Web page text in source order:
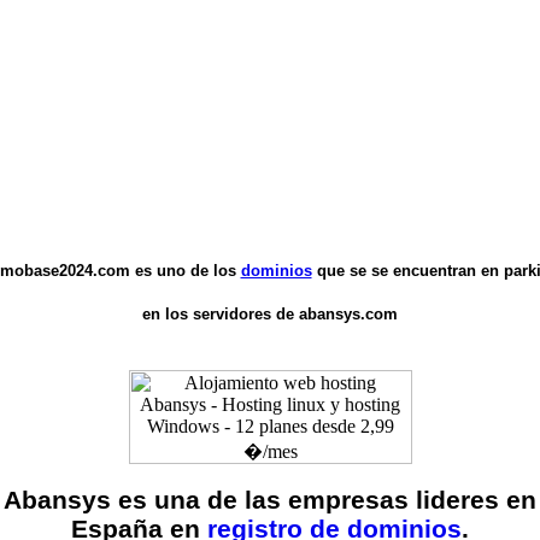
es uno de los dominiosque se se encuentran en
en los servidores de abansys.com
Abansys es una de las empresas lideres en
España en registro de dominios.